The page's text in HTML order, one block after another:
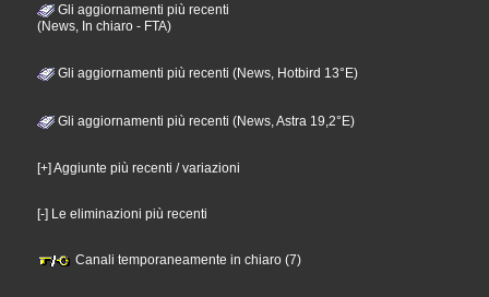
Gli aggiornamenti più recenti
(News, In chiaro - FTA)
Gli aggiornamenti più recenti (News, Hotbird 13°E)
Gli aggiornamenti più recenti (News, Astra 19,2°E)
[+] Aggiunte più recenti / variazioni
[-] Le eliminazioni più recenti
Canali temporaneamente in chiaro (7)